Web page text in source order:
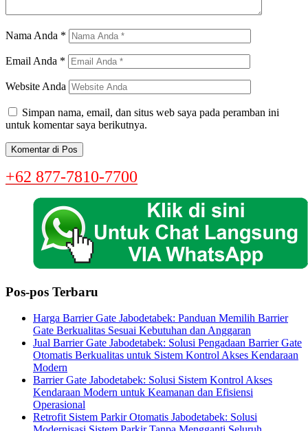
Nama Anda *
Email Anda *
Website Anda
Simpan nama, email, dan situs web saya pada peramban ini
untuk komentar saya berikutnya.
+62 877-7810-7700
Pos-pos Terbaru
Harga Barrier Gate Jabodetabek: Panduan Memilih Barrier
Gate Berkualitas Sesuai Kebutuhan dan Anggaran
Jual Barrier Gate Jabodetabek: Solusi Pengadaan Barrier Gate
Otomatis Berkualitas untuk Sistem Kontrol Akses Kendaraan
Modern
Barrier Gate Jabodetabek: Solusi Sistem Kontrol Akses
Kendaraan Modern untuk Keamanan dan Efisiensi
Operasional
Retrofit Sistem Parkir Otomatis Jabodetabek: Solusi